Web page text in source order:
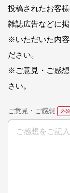
投稿されたお客
雑誌広告などに
※いただいた内容
ださい。
※ご意見・ご感想
さい。
ご意見・ご感想